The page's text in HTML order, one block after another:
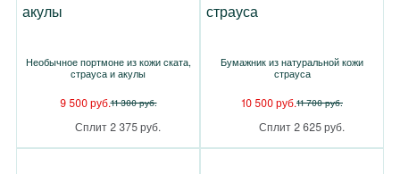
Необычное портмоне из кожи ската,
страуса и акулы
9 500 руб.11 300 руб.
Сплит 2 375 руб.
Бумажник из натуральной кожи
страуса
10 500 руб.11 700 руб.
Сплит 2 625 руб.